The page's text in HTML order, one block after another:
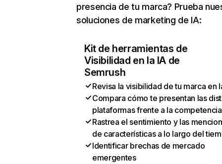
presencia de tu marca? Prueba
soluciones de marketing de IA:
Kit de herramientas de
Visibilidad en la IA de
Semrush
Revisa la visibilidad de tu marca en
Compara cómo te presentan las
plataformas frente a la competencia
Rastrea el sentimiento y las
de características a lo largo del
Identificar brechas de mercado
emergentes